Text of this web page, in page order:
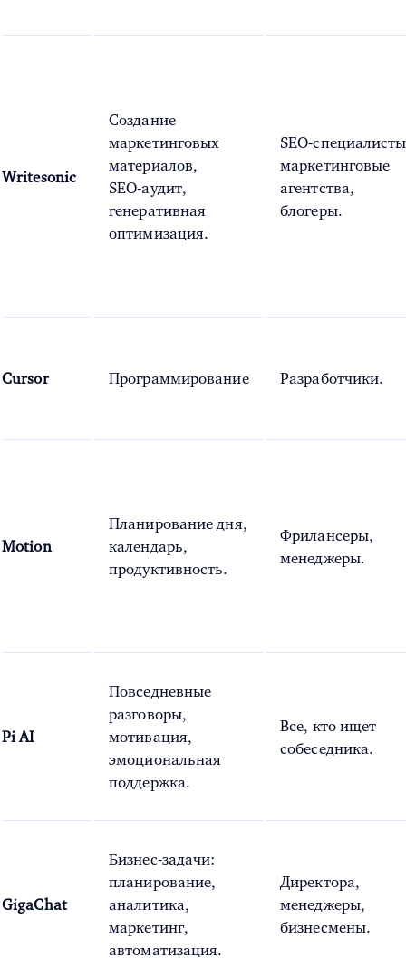
Writesonic
Создание
маркетинговых
материалов,
SEO-аудит,
генеративная
оптимизация.
SEO-
маркетинговые
агентства,
блогеры.
Cursor Программирование Разработчики.
Motion
Планирование дня,
календарь,
продуктивность.
Фрилансеры,
менеджеры.
Pi AI
Повседневные
разговоры,
мотивация,
эмоциональная
поддержка.
Все, кто ищет
собеседника.
GigaChat
Бизнес-задачи:
планирование,
аналитика,
маркетинг,
автоматизация.
Директора,
менеджеры,
бизнесмены.